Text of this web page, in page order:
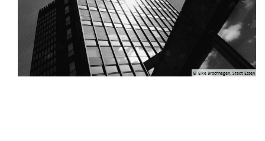
© Elke Brochhagen, Stadt Essen